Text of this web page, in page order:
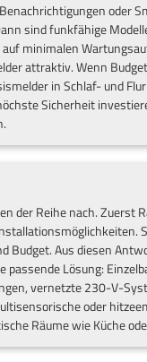
oder
sind funkfähige
auf minimalen
attraktiv. Wenn
in Schlaf- und
Sicherheit
der Reihe nach. Zuerst
Budget. Aus diesen
passende Lösung:
vernetzte 230-V-
oder
Räume wie Küche